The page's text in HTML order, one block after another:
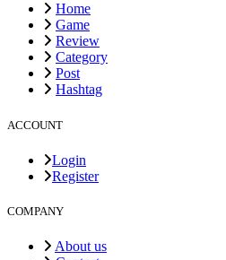
Home
Game
Review
Category
Post
Hashtag
ACCOUNT
Login
Register
COMPANY
About us